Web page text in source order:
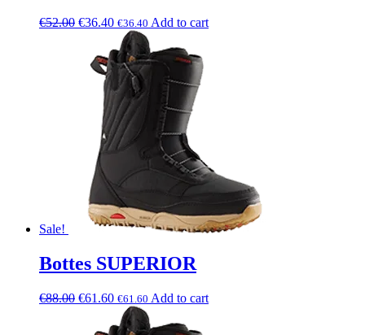
€52.00 €36.40 €36.40 Add to cart
Sale!
Bottes SUPERIOR
€88.00 €61.60 €61.60 Add to cart